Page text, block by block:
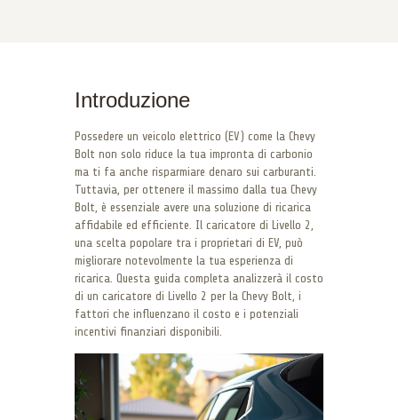
Introduzione
Possedere un veicolo elettrico (EV) come la Chevy
Bolt non solo riduce la tua impronta di carbonio
ma ti fa anche risparmiare denaro sui carburanti.
Tuttavia, per ottenere il massimo dalla tua Chevy
Bolt, è essenziale avere una soluzione di ricarica
affidabile ed efficiente. Il caricatore di Livello 2,
una scelta popolare tra i proprietari di EV, può
migliorare notevolmente la tua esperienza di
ricarica. Questa guida completa analizzerà il costo
di un caricatore di Livello 2 per la Chevy Bolt, i
fattori che influenzano il costo e i potenziali
incentivi finanziari disponibili.